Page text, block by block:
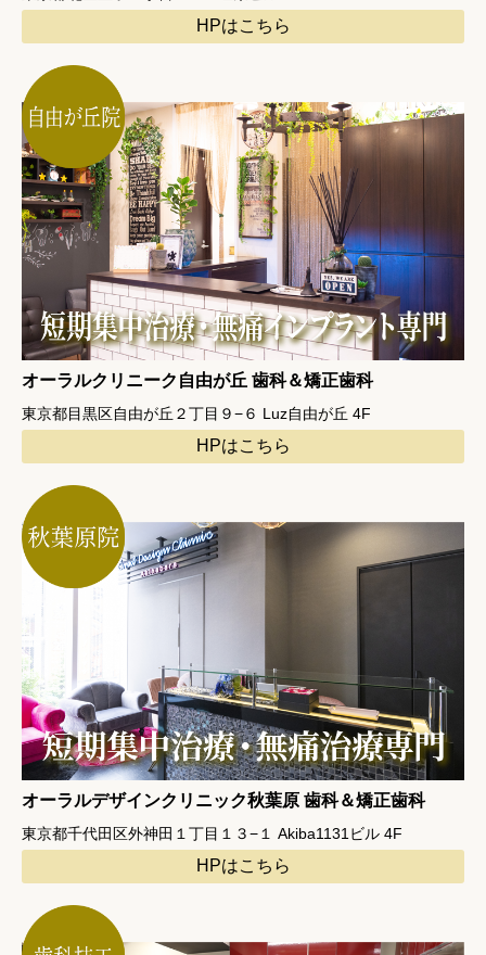
HPはこちら
オーラルクリニーク自由が丘 歯科＆矯正歯科
東京都目黒区自由が丘２丁目９−６ Luz自由が丘 4F
HPはこちら
オーラルデザインクリニック秋葉原 歯科＆矯正歯科
東京都千代田区外神田１丁目１３−１ Akiba1131ビル 4F
HPはこちら